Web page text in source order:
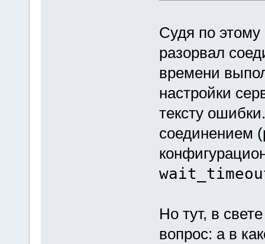
Судя по
разорвал
времени
настройки
тексту
соединением
Но тут, в
вопрос: а в